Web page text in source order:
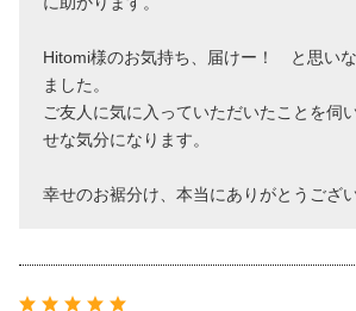
Hitomi様のお気持ち、届けー！ と思い
ました。
ご友人に気に入っていただいたことを伺
せな気分になります。
幸せのお裾分け、本当にありがとうござい